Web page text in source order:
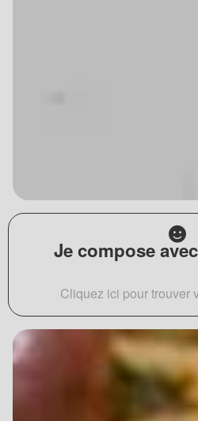
Je compose
Cliquez ici pour trouver